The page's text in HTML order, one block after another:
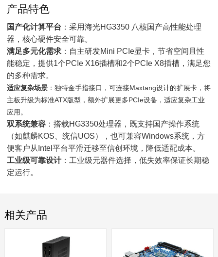
产品特色
国产化计算平台 ：采用海光HG3350 八核国产高性能处理
器，核心硬件安全可靠。
满足多元化需求 ：自主研发Mini PCIe显卡，节省空间且性
能稳定，提供1个PCIe X16插槽和2个PCIe X8插槽，满足您
的多种需求。
适应复杂场景 ：独特金手指接口，可连接Maxtang设计的扩展卡，将
主板升级为标准ATX版型，额外扩展更多PCIe设备，适应复杂工业
应用。
双系统兼容 ： 搭载HG3350处理器，既支持国产操作系统
（如麒麟KOS、统信UOS），也可兼容Windows系统，方
便客户从Intel平台平滑迁移至信创环境，降低适配成本。
工业级可靠设计：工业级元器件选择，低失效率保证长期稳
定运行。
相关产品